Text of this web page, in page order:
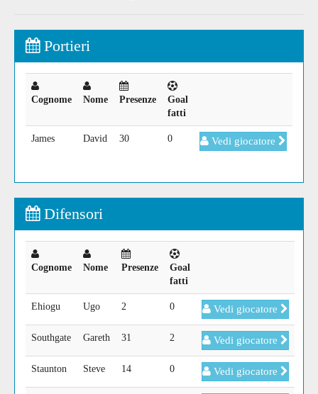
Portieri
Cognome Nome Presenze
Goal
fatti
James David 30 0 Vedi giocatore
Difensori
Cognome Nome Presenze
Goal
fatti
Ehiogu Ugo 2 0 Vedi giocatore
Southgate Gareth 31 2 Vedi giocatore
Staunton Steve 14 0 Vedi giocatore